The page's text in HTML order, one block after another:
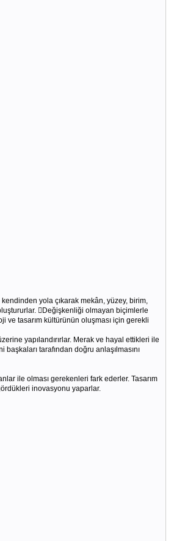
yola çıkarak mekân, yüzey, birim,
Değişkenliği olmayan biçimlerle
ve tasarım kültürünün oluşması için gerekli
yapılandırırlar. Merak ve hayal ettikleri ile
tarafından doğru anlaşılmasını
ile olması gerekenleri fark ederler. Tasarım
inovasyonu yaparlar.